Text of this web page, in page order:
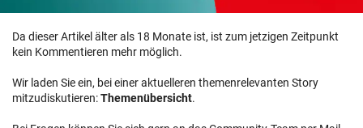
Da dieser Artikel älter als 18 Monate ist, ist zum jetzigen Zeitpunkt
kein Kommentieren mehr möglich.
Wir laden Sie ein, bei einer aktuelleren themenrelevanten Story
mitzudiskutieren:Themenübersicht.